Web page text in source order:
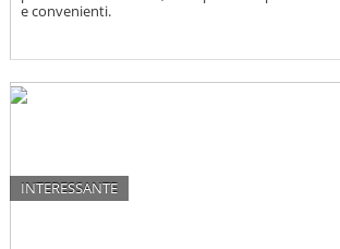
e convenienti.
INTERESSANTE